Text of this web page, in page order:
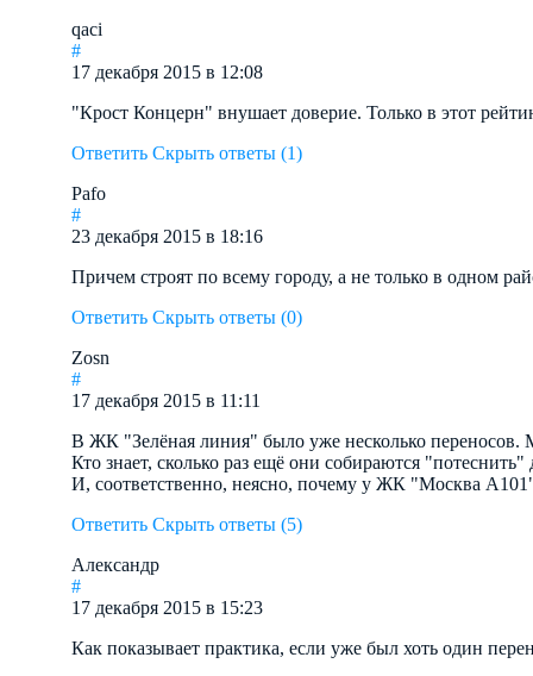
qaci
#
17 декабря 2015 в 12:08
"Крост Концерн" внушает доверие. Только в этот
Ответить Скрыть ответы (1)
Pafo
#
23 декабря 2015 в 18:16
Причем строят по всему городу, а не только в одном
Ответить Скрыть ответы (0)
Zosn
#
17 декабря 2015 в 11:11
В ЖК "Зелёная линия" было уже несколько переносов.
Кто знает, сколько раз ещё они собираются "потеснить"
И, соответственно, неясно, почему у ЖК "Москва
Ответить Скрыть ответы (5)
Александр
#
17 декабря 2015 в 15:23
Как показывает практика, если уже был хоть один